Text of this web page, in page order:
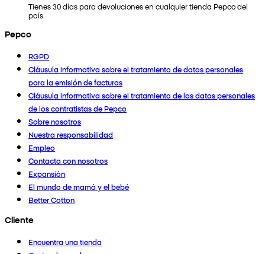
Tienes 30 días para devoluciones en cualquier tienda Pepco del
país.
Pepco
RGPD
Cláusula informativa sobre el tratamiento de datos personales
para la emisión de facturas
Cláusula informativa sobre el tratamiento de los datos personales
de los contratistas de Pepco
Sobre nosotros
Nuestra responsabilidad
Empleo
Contacta con nosotros
Expansión
El mundo de mamá y el bebé
Better Cotton
Cliente
Encuentra una tienda